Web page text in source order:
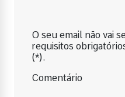
O seu email não vai
requisitos
(*).
Comentário